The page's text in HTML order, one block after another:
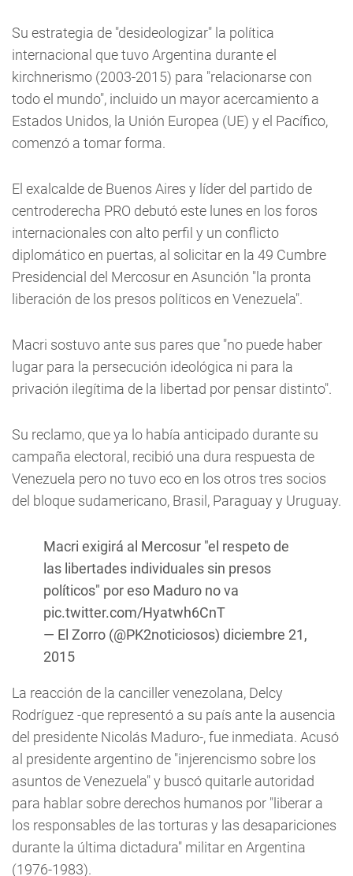
Su estrategia de "desideologizar" la política
internacional que tuvo Argentina durante el
kirchnerismo (2003-2015) para "relacionarse con
todo el mundo", incluido un mayor acercamiento a
Estados Unidos, la Unión Europea (UE) y el Pacífico,
comenzó a tomar forma.
El exalcalde de Buenos Aires y líder del partido de
centroderecha PRO debutó este lunes en los foros
internacionales con alto perfil y un conflicto
diplomático en puertas, al solicitar en la 49 Cumbre
Presidencial del Mercosur en Asunción "la pronta
liberación de los presos políticos en Venezuela".
Macri sostuvo ante sus pares que "no puede haber
lugar para la persecución ideológica ni para la
privación ilegítima de la libertad por pensar distinto".
Su reclamo, que ya lo había anticipado durante su
campaña electoral, recibió una dura respuesta de
Venezuela pero no tuvo eco en los otros tres socios
del bloque sudamericano, Brasil, Paraguay y Uruguay.
Macri exigirá al Mercosur "el respeto de
las libertades individuales sin presos
políticos" por eso Maduro no va
pic.twitter.com/Hyatwh6CnT
— El Zorro (@PK2noticiosos) diciembre 21,
2015
La reacción de la canciller venezolana, Delcy
Rodríguez -que representó a su país ante la ausencia
del presidente Nicolás Maduro-, fue inmediata. Acusó
al presidente argentino de "injerencismo sobre los
asuntos de Venezuela" y buscó quitarle autoridad
para hablar sobre derechos humanos por "liberar a
los responsables de las torturas y las desapariciones
durante la última dictadura" militar en Argentina
(1976-1983).